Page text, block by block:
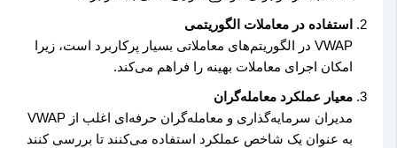
استفاده در معاملات الگوریتمی
VWAP در الگوریتم‌های معاملاتی بسیار پرکاربرد است، زیرا
امکان اجرای معاملات بهینه را فراهم می‌کند.
معیار عملکرد معامله‌گران
مدیران سرمایه‌گذاری و معامله‌گران حرفه‌ای اغلب از VWAP
به عنوان یک شاخص عملکرد استفاده می‌کنند تا بررسی کنند